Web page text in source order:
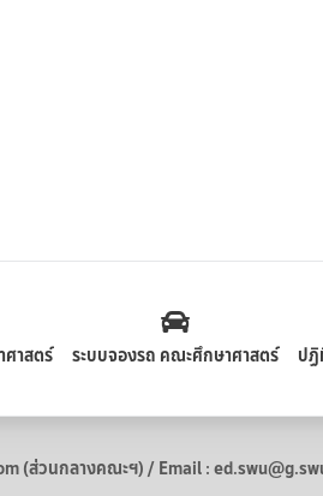
าสตร์ ระบบจองรถ คณะศึกษาศาสตร์ ป
(ส่วนกลางคณะฯ) / Email :